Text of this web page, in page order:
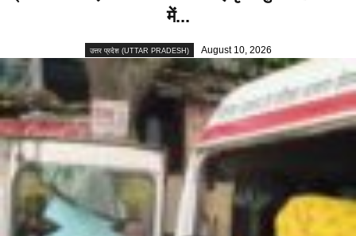
में...
उत्तर प्रदेश (UTTAR PRADESH) August 10, 2026